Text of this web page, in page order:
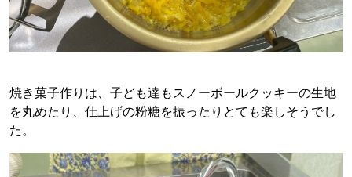
焼き菓子作りは、子ども達もスノーボールクッキーの生地
を丸めたり、仕上げの粉糖を振ったりとても楽しそうでし
た。